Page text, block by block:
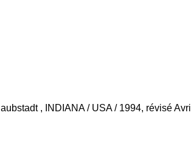
, INDIANA / USA / 1994, révisé Avril